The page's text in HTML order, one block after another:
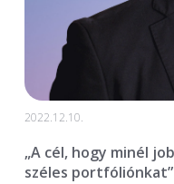
2022.12.10.
„A cél, hogy minél
széles portfóliónkat”